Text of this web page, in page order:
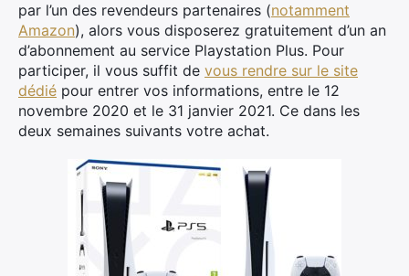
par l’un des revendeurs partenaires (notamment
Amazon), alors vous disposerez gratuitement d’un an
d’abonnement au service Playstation Plus. Pour
participer, il vous suffit de vous rendre sur le site
dédié pour entrer vos informations, entre le 12
novembre 2020 et le 31 janvier 2021. Ce dans les
deux semaines suivants votre achat.